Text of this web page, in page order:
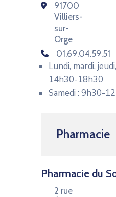
91700
Villiers-
sur-
Orge
01.69.04.59.51
Lundi, mardi,
14h30-18h30
Samedi : 9h30-
Pharmacie
Pharmacie du
2 rue